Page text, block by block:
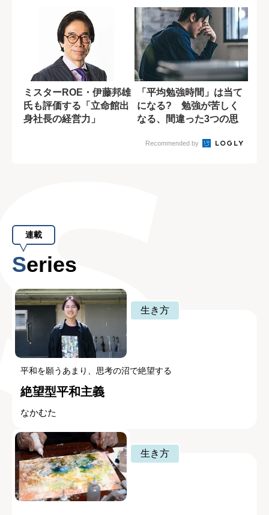
ミスターROE・伊藤邦雄
氏も評価する「立命館出
身社長の経営力」
「平均勉強時間」は当て
になる? 勉強が苦しく
なる、間違った3つの思
Recommended by
連載
Series
生き方
平和を願うあまり、思考の沼で絶望する
絶望型平和主義
なかむた
生き方